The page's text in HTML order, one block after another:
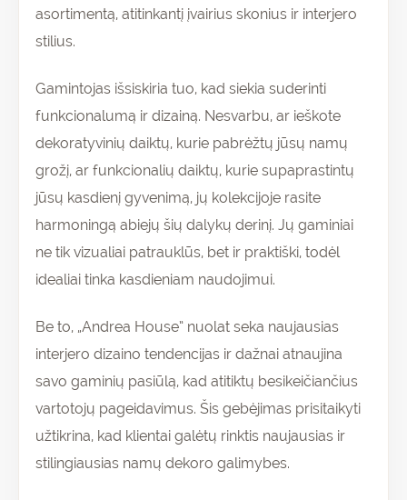
asortimentą, atitinkantį įvairius skonius ir interjero
stilius.
Gamintojas išsiskiria tuo, kad siekia suderinti
funkcionalumą ir dizainą. Nesvarbu, ar ieškote
dekoratyvinių daiktų, kurie pabrėžtų jūsų namų
grožį, ar funkcionalių daiktų, kurie supaprastintų
jūsų kasdienį gyvenimą, jų kolekcijoje rasite
harmoningą abiejų šių dalykų derinį. Jų gaminiai
ne tik vizualiai patrauklūs, bet ir praktiški, todėl
idealiai tinka kasdieniam naudojimui.
Be to, „Andrea House” nuolat seka naujausias
interjero dizaino tendencijas ir dažnai atnaujina
savo gaminių pasiūlą, kad atitiktų besikeičiančius
vartotojų pageidavimus. Šis gebėjimas prisitaikyti
užtikrina, kad klientai galėtų rinktis naujausias ir
stilingiausias namų dekoro galimybes.